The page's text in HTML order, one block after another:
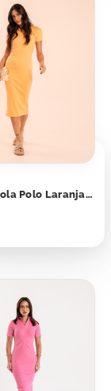
Vestido Gola Polo Laranja Candy